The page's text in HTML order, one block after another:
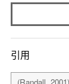
引用